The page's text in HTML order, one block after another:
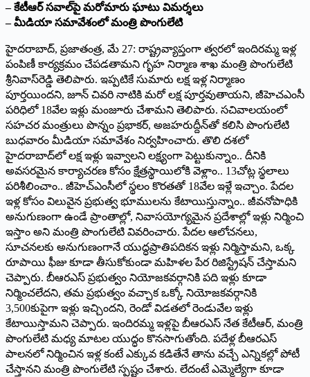
– కేటీఆర్ సవాల్‌పై మరోమారు ఘాటు విమర్శలు
– మీడియా సమావేశంలో మంత్రి పొంగులేటి
హైదరాబాద్, ప్రజాతంత్ర, మే 27: రాష్ట్రవ్యాప్తంగా త్వరలో ఇందిరమ్మ ఇళ్ల
పంపిణీ కార్యక్రమం చేపడతామని గృహ నిర్మాణ శాఖ మంత్రి పొంగులేటి
శ్రీనివాస్‌రెడ్డి తెలిపారు. ఇప్పటికే సుమారు లక్ష ఇళ్ల నిర్మాణం
పూర్తయిందని, జూన్ చివరి నాటికి మరో లక్ష పూర్తవుతాయని, జీహెచఎంసీ
పరిధిలో 18వేల ఇళ్లు మంజూరు చేశామని తెలిపారు. సచివాలయంలో
సహచర మంత్రులు పొన్నం ప్రభాకర్, అజహరుద్దీన్‌తో కలిసి పొంగులేటి
బుధవారం మీడియా సమావేశం నిర్వహించారు. తొలి దశలో
హైదరాబాద్‌లో లక్ష ఇళ్లు ఇవ్వాలని లక్ష్యంగా పెట్టుకున్నాం.. దీనికి
అవసరమైన కార్యాచరణ కోసం క్షేత్రస్థాయిలోకి వెళ్లాం.. 13చోట్ల స్థలాలు
పరిశీలించాం.. జీహెచ్‌ఎంసీలో స్థలం కొరతతో 18వేల ఇళ్లే ఇచ్చాం. పేదల
ఇళ్ల కోసం విలువైన ప్రభుత్వ భూములను కేటాయిస్తున్నాం.. జీవనోపాధికి
అనుగుణంగా ఉండే ప్రాంతాల్లో, నివాసయోగ్యమైన ప్రదేశాల్లో ఇళ్లు నిర్మించి
ఇస్తాం అని మంత్రి పొంగులేటి వివరించారు. పేదల ఆలోచనలు,
సూచనలకు అనుగుణంగానే యుద్ధప్రాతిపదికన ఇళ్లు నిర్మిస్తామని, ఒక్క
రూపాయి ఫీజు కూడా తీసుకోకుండా మహిళల పేర రిజిస్ట్రేషన్ చేస్తామని
చెప్పారు. బీఆరఎస్ ప్రభుత్వం నియోజకవర్గానికి పది ఇళ్లు కూడా
నిర్మించలేదని, తమ ప్రభుత్వం వచ్చాక ఒక్కో నియోజకవర్గానికి
3,500కుపైగా ఇళ్లు ఇచ్చిందని, రెండో విడతలో రెండువేల ఇళ్లు
కేటాయిస్తామని చెప్పారు. ఇందిరమ్మ ఇళ్లపై బీఆరఎస్ నేత కేటీఆర్, మంత్రి
పొంగులేటి మధ్య మాటల యుద్ధం కొనసాగుతోంది. పదేళ్ల బీఆరఎస్
పాలనలో నిర్మించిన ఇళ్ల కంటే ఎక్కువ కడితేనే తాను వచ్చే ఎన్నికల్లో పోటీ
చేస్తానని మంత్రి పొంగులేటి స్పష్టం చేశారు. లేదంటే ఎమ్మెల్యేగా కూడా